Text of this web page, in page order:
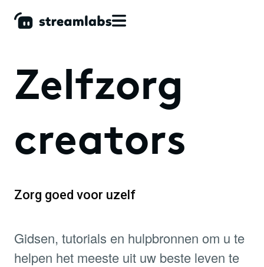
Zelfzorg
creators
Zorg goed voor uzelf
Gidsen, tutorials en hulpbronnen om u te
helpen het meeste uit uw beste leven te